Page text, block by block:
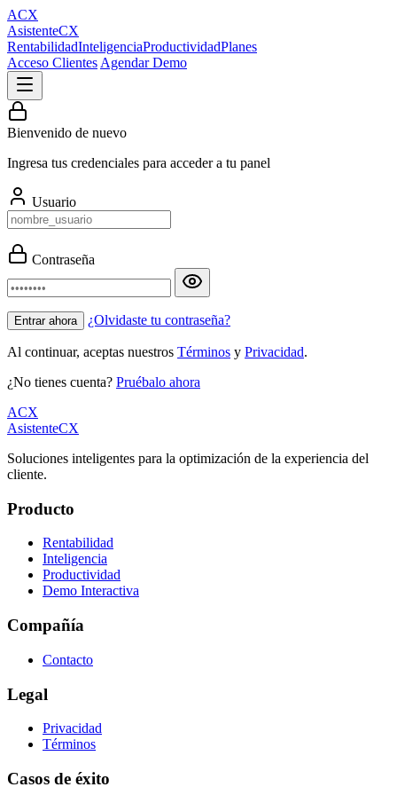
ACX
AsistenteCX
RentabilidadInteligenciaProductividadPlanes
Acceso Clientes Agendar Demo
Bienvenido de nuevo
Ingresa tus credenciales para acceder a tu panel
Usuario
Contraseña
Entrar ahora ¿Olvidaste tu contraseña?
Al continuar, aceptas nuestros Términos y Privacidad.
¿No tienes cuenta? Pruébalo ahora
ACX
AsistenteCX
Soluciones inteligentes para la optimización de la experiencia del
cliente.
Producto
Rentabilidad
Inteligencia
Productividad
Demo Interactiva
Compañía
Contacto
Legal
Privacidad
Términos
Casos de éxito